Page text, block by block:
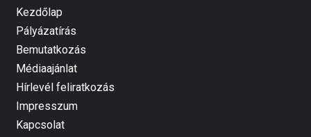
Kezdőlap
Pályázatírás
Bemutatkozás
Médiaajánlat
Hírlevél feliratkozás
Impresszum
Kapcsolat